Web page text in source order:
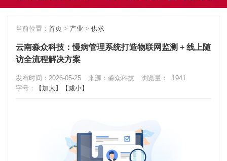
当前位置： 首页 > 产业 > 供求
云南淼众科技：慢病管理系统打造物联网监测 + 线上随
访全流程解决方案
发布时间：2026-05-25 来源：淼众科技 浏览量：
1941
字号：
【加大】 【减小】